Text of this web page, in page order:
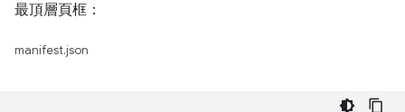
最頂層頁框：
manifest.json